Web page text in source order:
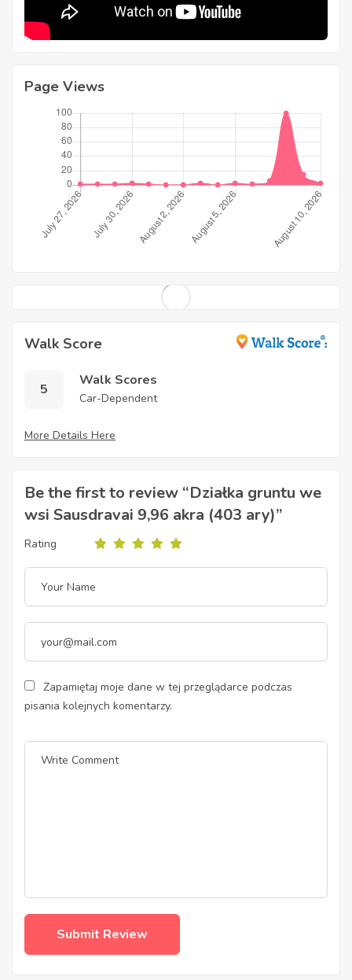
Page Views
Walk Score
5
Walk Scores
Car-Dependent
More Details Here
Be the first to review “Działka gruntu we
wsi Sausdravai 9,96 akra (403 ary)”
Rating
Zapamiętaj moje dane w tej przeglądarce podczas
pisania kolejnych komentarzy.